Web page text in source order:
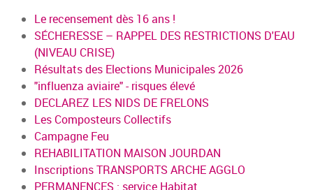
Le recensement dès 16 ans !
SÉCHERESSE – RAPPEL DES RESTRICTIONS D'EAU
(NIVEAU CRISE)
Résultats des Elections Municipales 2026
"influenza aviaire" - risques élevé
DECLAREZ LES NIDS DE FRELONS
Les Composteurs Collectifs
Campagne Feu
REHABILITATION MAISON JOURDAN
Inscriptions TRANSPORTS ARCHE AGGLO
PERMANENCES : service Habitat